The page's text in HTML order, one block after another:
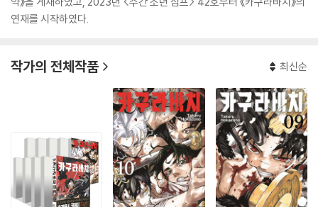
연재를 시작하였다.
작가의 전체작품 최신순